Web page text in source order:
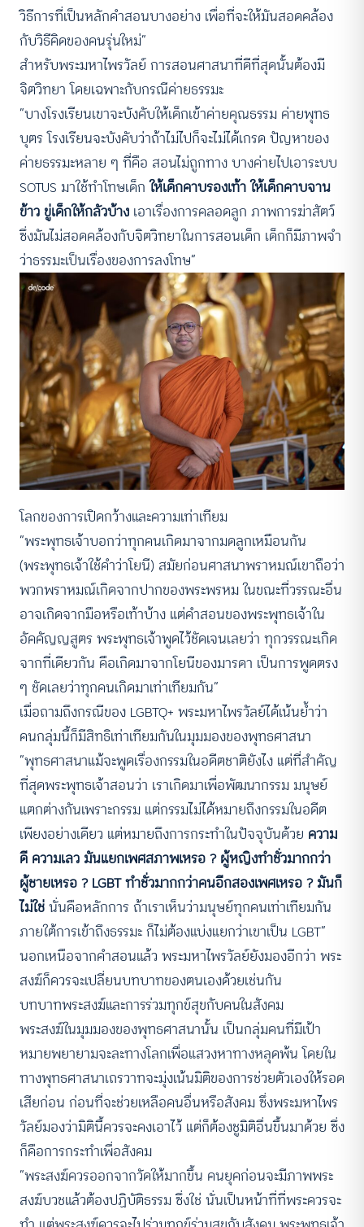
วิธีการที่เป็นหลักคำสอนบางอย่าง เพื่อที่จะให้มันสอดคล้อง
กับวิธีคิดของคนรุ่นใหม่”
สำหรับพระมหาไพรวัลย์ การสอนศาสนาที่ดีที่สุดนั้นต้องมี
จิตวิทยา โดยเฉพาะกับกรณีค่ายธรรมะ
“บางโรงเรียนเขาจะบังคับให้เด็กเข้าค่ายคุณธรรม ค่ายพุทธ
บุตร โรงเรียนจะบังคับว่าถ้าไม่ไปก็จะไม่ได้เกรด ปัญหาของ
ค่ายธรรมะหลาย ๆ ที่คือ สอนไม่ถูกทาง บางค่ายไปเอาระบบ
SOTUS มาใช้ทำโทษเด็กให้เด็กคาบรองเท้า ให้เด็กคาบจาน
ข้าว ขู่เด็กให้กลัวบ้าง เอาเรื่องการคลอดลูก ภาพการฆ่าสัตว์
ซึ่งมันไม่สอดคล้องกับจิตวิทยาในการสอนเด็ก เด็กก็มีภาพจำ
ว่าธรรมะเป็นเรื่องของการลงโทษ”
โลกของการเปิดกว้างและความเท่าเทียม
“พระพุทธเจ้าบอกว่าทุกคนเกิดมาจากมดลูกเหมือนกัน
(พระพุทธเจ้าใช้คำว่าโยนี) สมัยก่อนศาสนาพราหมณ์เขาถือว่า
พวกพราหมณ์เกิดจากปากของพระพรหม ในขณะที่วรรณะอื่น
อาจเกิดจากมือหรือเท้าบ้าง แต่คำสอนของพระพุทธเจ้าใน
อัคคัญญสูตร พระพุทธเจ้าพูดไว้ชัดเจนเลยว่า ทุกวรรณะเกิด
จากที่เดียวกัน คือเกิดมาจากโยนีของมารดา เป็นการพูดตรง
ๆ ชัดเลยว่าทุกคนเกิดมาเท่าเทียมกัน”
เมื่อถามถึงกรณีของ LGBTQ+ พระมหาไพรวัลย์ได้เน้นย้ำว่า
คนกลุ่มนี้ก็มีสิทธิเท่าเทียมกันในมุมมองของพุทธศาสนา
“พุทธศาสนาแม้จะพูดเรื่องกรรมในอดีตชาติยังไง แต่ที่สำคัญ
ที่สุดพระพุทธเจ้าสอนว่า เราเกิดมาเพื่อพัฒนากรรม มนุษย์
แตกต่างกันเพราะกรรม แต่กรรมไม่ได้หมายถึงกรรมในอดีต
เพียงอย่างเดียว แต่หมายถึงการกระทำในปัจจุบันด้วย ความ
ดี ความเลว มันแยกเพศสภาพเหรอ ? ผู้หญิงทำชั่วมากกว่า
ผู้ชายเหรอ ? LGBT ทำชั่วมากกว่าคนอีกสองเพศเหรอ ? มันก็
ไม่ใช่นั่นคือหลักการ ถ้าเราเห็นว่ามนุษย์ทุกคนเท่าเทียมกัน
ภายใต้การเข้าถึงธรรมะ ก็ไม่ต้องแบ่งแยกว่าเขาเป็น LGBT”
นอกเหนือจากคำสอนแล้ว พระมหาไพรวัลย์ยังมองอีกว่า พระ
สงฆ์ก็ควรจะเปลี่ยนบทบาทของตนเองด้วยเช่นกัน
บทบาทพระสงฆ์และการร่วมทุกข์สุขกับคนในสังคม
พระสงฆ์ในมุมมองของพุทธศาสนานั้น เป็นกลุ่มคนที่มีเป้า
หมายพยายามจะละทางโลกเพื่อแสวงหาทางหลุดพ้น โดยใน
ทางพุทธศาสนาเถรวาทจะมุ่งเน้นมิติของการช่วยตัวเองให้รอด
เสียก่อน ก่อนที่จะช่วยเหลือคนอื่นหรือสังคม ซึ่งพระมหาไพร
วัลย์มองว่ามิตินี้ควรจะคงเอาไว้ แต่ก็ต้องชูมิติอื่นขึ้นมาด้วย ซึ่ง
ก็คือการกระทำเพื่อสังคม
“พระสงฆ์ควรออกจากวัดให้มากขึ้น คนยุคก่อนจะมีภาพพระ
สงฆ์บวชแล้วต้องปฏิบัติธรรม ซึ่งใช่ นั่นเป็นหน้าที่ที่พระควรจะ